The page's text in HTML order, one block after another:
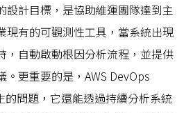
設計目標，是協助維運團隊達到主
現有的可觀測性工具，當系統出現
，自動啟動根因分析流程，並提供
更重要的是，AWS DevOps
的問題，它還能透過持續分析系統